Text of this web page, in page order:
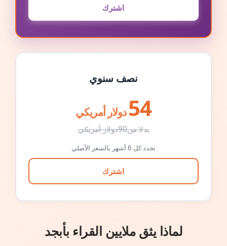
اشترك
نصف سنوي
54 دولار أمريكي
بدلا من90دولار أمريكي
تجدد كل 6 أشهر بالسعر الأصلي
اشترك
لماذا يثق ملايين القراء بأبجد